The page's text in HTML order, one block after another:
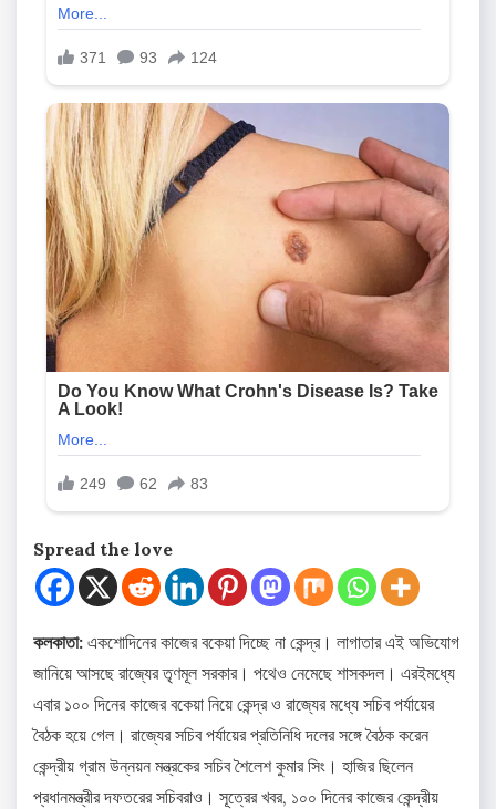
Spread the love
কলকাতা: একশোদিনের কাজের বকেয়া দিচ্ছে না কেন্দ্র। লাগাতার এই অভিযোগ
জানিয়ে আসছে রাজ্যের তৃণমূল সরকার। পথেও নেমেছে শাসকদল। এরইমধ্যে
এবার ১০০ দিনের কাজের বকেয়া নিয়ে কেন্দ্র ও রাজ্যের মধ্যে সচিব পর্যায়ের
বৈঠক হয়ে গেল। রাজ্যের সচিব পর্যায়ের প্রতিনিধি দলের সঙ্গে বৈঠক করেন
কেন্দ্রীয় গ্রাম উন্নয়ন মন্ত্রকের সচিব শৈলেশ কুমার সিং। হাজির ছিলেন
প্রধানমন্ত্রীর দফতরের সচিবরাও। সূত্রের খবর, ১০০ দিনের কাজের কেন্দ্রীয়